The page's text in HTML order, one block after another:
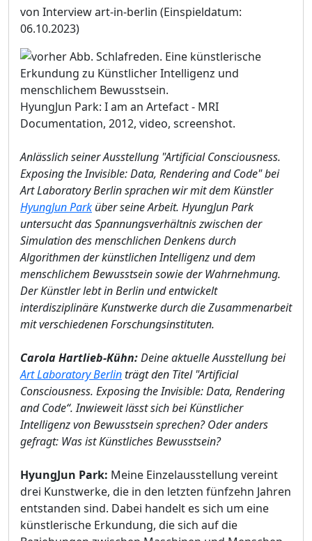
von Interview art-in-berlin (Einspieldatum:
06.10.2023)
HyungJun Park: I am an Artefact - MRI
Documentation, 2012, video, screenshot.
Anlässlich seiner Ausstellung "Artificial Consciousness.
Exposing the Invisible: Data, Rendering and Code" bei
Art Laboratory Berlin sprachen wir mit dem Künstler
HyungJun Park über seine Arbeit. HyungJun Park
untersucht das Spannungsverhältnis zwischen der
Simulation des menschlichen Denkens durch
Algorithmen der künstlichen Intelligenz und dem
menschlichem Bewusstsein sowie der Wahrnehmung.
Der Künstler lebt in Berlin und entwickelt
interdisziplinäre Kunstwerke durch die Zusammenarbeit
mit verschiedenen Forschungsinstituten.
Carola Hartlieb-Kühn:Deine aktuelle Ausstellung bei
Art Laboratory Berlinträgt den Titel "Artificial
Consciousness. Exposing the Invisible: Data, Rendering
and Code“. Inwieweit lässt sich bei Künstlicher
Intelligenz von Bewusstsein sprechen? Oder anders
gefragt: Was ist Künstliches Bewusstsein?
HyungJun Park: Meine Einzelausstellung vereint
drei Kunstwerke, die in den letzten fünfzehn Jahren
entstanden sind. Dabei handelt es sich um eine
künstlerische Erkundung, die sich auf die